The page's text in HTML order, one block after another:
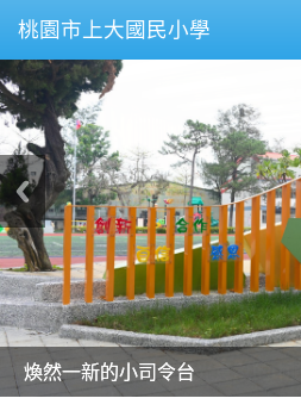
桃園市上大國民小學
美麗的操場是我們活力的來源
美麗的操場是我們活力的來源
煥然一新的小司令台
煥然一新的小司令台
富含桃園埤塘田園風光意象的中廊
富含桃園埤塘田園風光意象的中廊
嶄新的中庭廣場
嶄新的中庭廣場
水生池生生不息
水生池生生不息